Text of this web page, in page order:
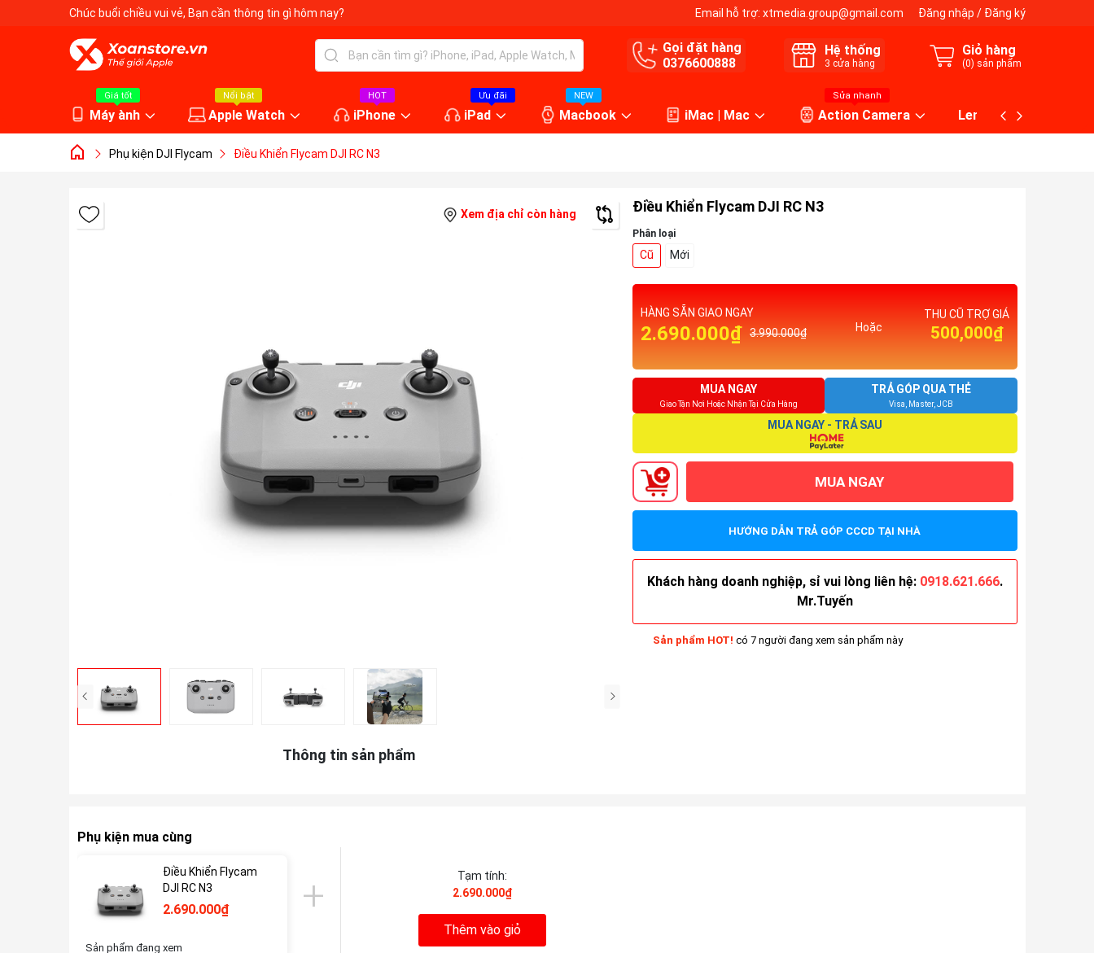
Chúc buổi chiều vui vẻ, Bạn cần thông tin gì hôm nay? Email hỗ trợ: xtmedia.group@gmail.com Đăng nhập / Đăng ký
Gọi đặt hàng
0376600888
Hệ thống
3 cửa hàng
Giỏ hàng
(0) sản phẩm
Giá tốt
Máy ành
Nổi bật
Apple Watch
HOT
iPhone
Ưu đãi
iPad
NEW
Macbook iMac | Mac
Sửa nhanh
Action Camera Lens máy ảnh
Phụ kiện DJI Flycam Điều Khiển Flycam DJI RC N3
Xem địa chỉ còn hàng
Thông tin sản phẩm
Điều Khiển Flycam DJI RC N3
Phân loại
Cũ Mới
HÀNG SẴN GIAO NGAY
2.690.000₫ 3.990.000₫ Hoặc
THU CŨ TRỢ GIÁ
500,000₫
MUA NGAY
Giao Tận Nơi Hoặc Nhận Tại Cửa Hàng
TRẢ GÓP QUA THẺ
Visa, Master, JCB
MUA NGAY - TRẢ SAU
MUA NGAY
HƯỚNG DẪN TRẢ GÓP CCCD TẠI NHÀ
Khách hàng doanh nghiệp, sỉ vui lòng liên hệ: 0918.621.666.
Mr.Tuyến
Sản phẩm HOT! có 7 người đang xem sản phẩm này
Phụ kiện mua cùng
Điều Khiển Flycam
DJI RC N3
2.690.000₫
Sản phẩm đang xem
Tạm tính:
2.690.000₫
Thêm vào giỏ